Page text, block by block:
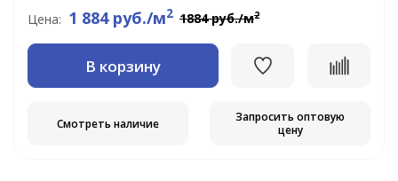
Цена: 1 884 руб./м2 1884 руб./м2
В корзину
Смотреть наличие
Запросить оптовую
цену